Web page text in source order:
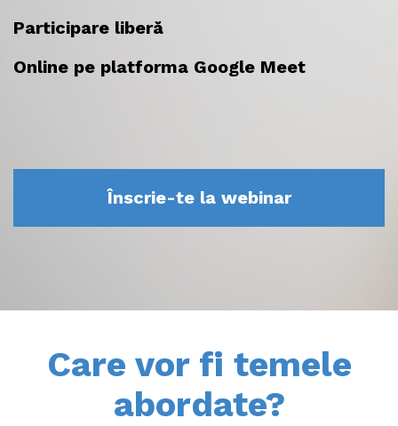
Participare liberă
Online pe platforma Google Meet
Înscrie-te la webinar
Care vor fi temele
abordate?